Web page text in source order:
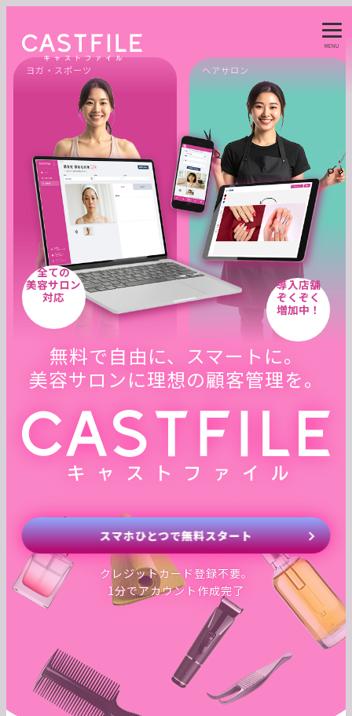
ヘアサロン
全ての
美容サロン
対応
導入店舗
ぞくぞく
増加中！
無料で自由に、スマートに。
美容サロンに理想の顧客管理を。
スマホひとつで無料スタート
クレジットカード登録不要。
1分でアカウント作成完了